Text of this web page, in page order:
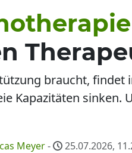
braucht, findet
Kapazitäten sinken.
Meyer- 25.07.2026,